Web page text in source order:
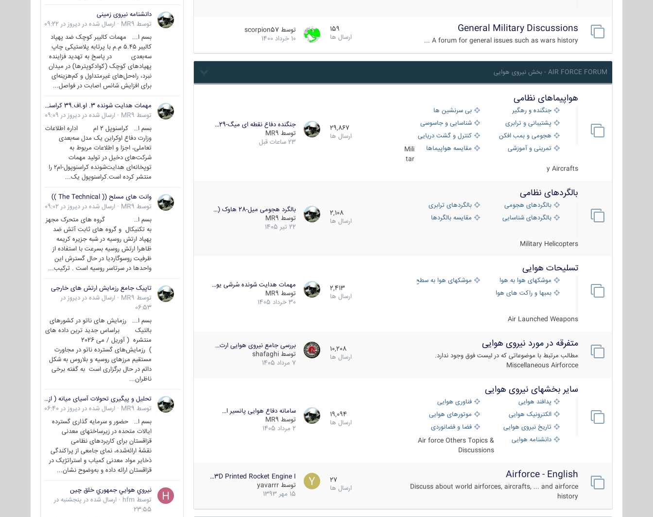
General Military Discussions
A forum for general issues such as wars history ...
159
ارسال ها
توسط scorpion57
10 خرداد 1400
AIR FORCE FORUM - بخش نیروی هوایی
هواپیماهای نظامی
جنگنده و رهگیر
بی سرنشین ها
پشتیبانی و ترابری
شناسایی و جاسوسی
هجومی و بمب افکن
کنترل و گشت دریایی
تمرینی و آموزشی
مقایسه هواپیماها
Mili
tar
y Aircrafts
29,867
ارسال ها
جنگنده دفاع نقطه ای میگ-29…
توسط MR9
23 ساعات قبل
بالگردهای نظامی
بالگردهای هجومی
بالگردهای ترابری
بالگردهای شناسایی
مقایسه بالگردها
Military Helicopters
2,108
ارسال ها
بالگرد هجومی میل-28 هاوک (…
توسط MR9
22 تیر 1405
تسلیحات هوایی
موشکهای هوا به هوا
موشکهای هوا به سطح
بمبها و راکت های هوایی
Air Launched Weapons
2,413
ارسال ها
مهمات هدایت شونده سُرشی یو…
توسط MR9
30 خرداد 1405
متفرقه در مورد نیروی هوایی
مطالب مرتبط با موضوعاتی که در لیست فوق وجود ندارد.
Miscellaneous Airforcce
10,208
ارسال ها
بررسی جامع نیروی هوایی ارت…
توسط shafaghi
7 مرداد 1405
سایر بخشهای نیروی هوایی
پدافند هوایی
فناوری هوایی
الکترونیک هوایی
موتورهای هوایی
تاریخ نیروی هوایی
فضا و فضانوردی
دانشنامه هوایی
Air force Others Topics &
Discussions
19,094
ارسال ها
سامانه دفاع هوایی پانسیر ا…
توسط MR9
2 مرداد 1405
Airforce - English
Discuss about world airforces, aircrafts, ... and airforce
history
27
ارسال ها
3D Printed Rocket Engine I…
توسط yavarrr
15 مهر 1393
دانشنامه نیروی زمینی
توسط MR9
· ارسال شده در دیروز در 09:22
بسم ا... مهمات کالیبر کوچک ضد پهپاد
کالیبر ۵.۴۵ م.م با پرتابه پلاستیکی چاپ
سه‌بعدی در پاسخ به تهدید فزاینده
پهپادهای کوچک (کوادکوپترها) در میدان
نبرد، راه‌حل‌های غیرمتداول و کم‌هزینه‌ای
برای افزایش شانس اصابت در فواصل...
مهمات هدایت شونده 3. او.اف.39 کراسنوپل/بصیر( Krasnopol 3OF39 )
توسط MR9
· ارسال شده در دیروز در 09:09
بسم ا.. کراسنوپل 2 ام اداره اطلاعات
وزارت دفاع اوکراین یک مدل سه‌بعدی
تعاملی، اجزا و اطلاعات مربوط به
شرکت‌های دخیل در تولید مهمات
توپخانه‌ای هدایت‌شونده کراسنوپول-ام۲ را
منتشر کرده است.کراسنوپول یک...
وانت های مسلح (( The Technical ))
توسط MR9
· ارسال شده در دیروز در 09:02
بسم ا.. گروه های متحرک مجهز
به تکنیکال و گروه های ثابت آتش ضد
پهپاد ارتش روسیه در شبه جزیره کریمه
ظاهرا ارتش روسیه بسرعت با استفاده از
ظرفیت روسوگاردیا در حال گسترش این
واحدها در سرتاسر روسیه است . ترکیب...
تاپیک جامع رزمایش ارتش های خارجی
توسط MR9
· ارسال شده در دیروز در
06:53
بسم ا... رزمایش های ناتو در کشورهای
بالتیک براساس جدید ترین داده های
منتشره ( آوریل / می 2026
) رزمایش‌های گسترده ناتو در مجاورت
مستقیم مرزهای روسیه و بلاروس به شکل
دائم در حال برگزاری است به گفته برخی
ناظران...
تحلیل و پیگیری تحولات آسیای میانه ( ازبکستان، تاجیکستان، ترکمنستان، قزاقستان و قرقیزستان )
توسط MR9
· ارسال شده در دیروز در 06:40
بسم ا.. حضور و سرمایه گذاری گسترده
ایالات متحده در زیرساختهای معدنی
قزاقستان برای کاربردهای نظامی
نقشهٔ ارائه‌شده، نمای جامعی از پراکندگی
ذخایر مواد معدنی کمیاب و استراتژیک در
قزاقستان ارائه داده و به‌وضوح نشان...
نيروي هوايي جمهوري خلق چين
توسط hfm
· ارسال شده در پنجشنبه در
23:55